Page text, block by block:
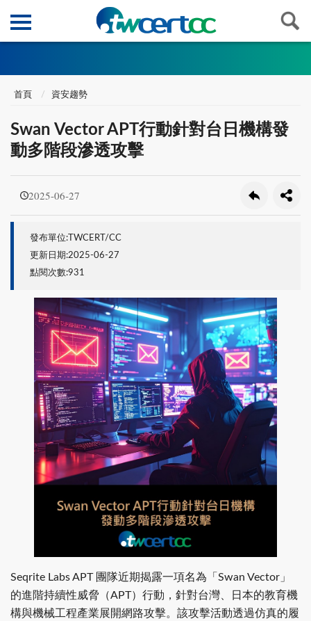
首頁 資安趨勢
Swan Vector APT行動針對台日機構發
動多階段滲透攻擊
2025-06-27
發布單位:TWCERT/CC
更新日期:2025-06-27
點閱次數:931
Seqrite Labs APT 團隊近期揭露一項名為「Swan Vector」
的進階持續性威脅（APT）行動，針對台灣、日本的教育機
構與機械工程產業展開網路攻擊。該攻擊活動透過仿真的履